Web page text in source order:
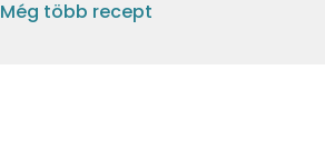
Még több recept